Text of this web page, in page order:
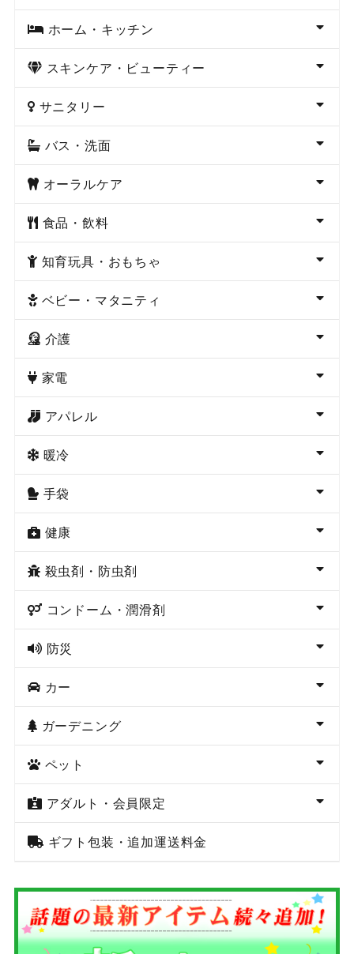
ホーム・キッチン
スキンケア・ビューティー
サニタリー
バス・洗面
オーラルケア
食品・飲料
知育玩具・おもちゃ
ベビー・マタニティ
介護
家電
アパレル
暖冷
手袋
健康
殺虫剤・防虫剤
コンドーム・潤滑剤
防災
カー
ガーデニング
ペット
アダルト・会員限定
ギフト包装・追加運送料金